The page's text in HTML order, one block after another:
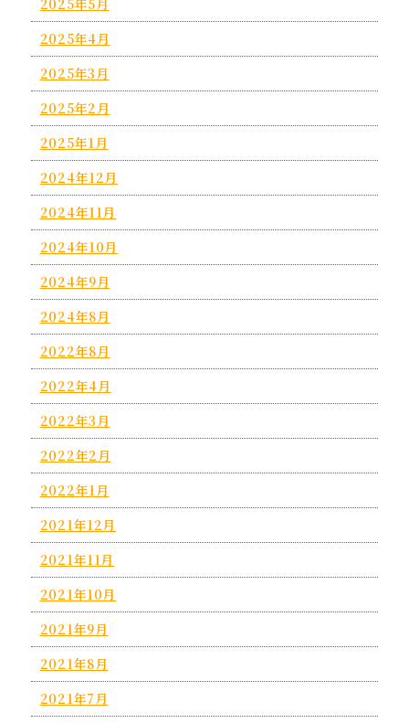
2025年5月
2025年4月
2025年3月
2025年2月
2025年1月
2024年12月
2024年11月
2024年10月
2024年9月
2024年8月
2022年8月
2022年4月
2022年3月
2022年2月
2022年1月
2021年12月
2021年11月
2021年10月
2021年9月
2021年8月
2021年7月